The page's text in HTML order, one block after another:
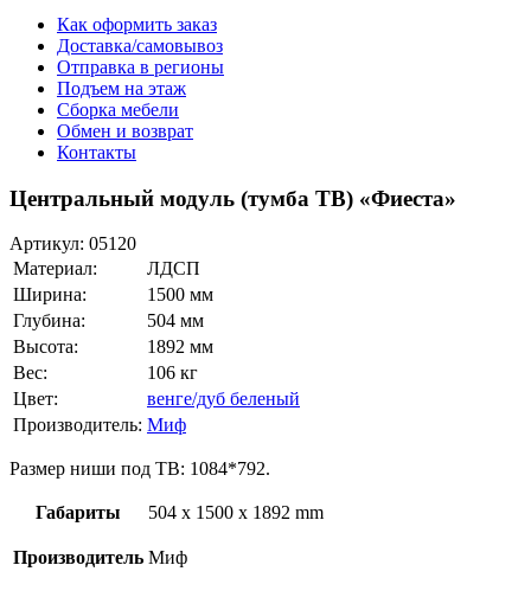
Как оформить заказ
Доставка/самовывоз
Отправка в регионы
Подъем на этаж
Сборка мебели
Обмен и возврат
Контакты
Центральный модуль (тумба ТВ) «Фиеста»
Артикул: 05120
Материал:
ЛДСП
Ширина:
1500 мм
Глубина:
504 мм
Высота:
1892 мм
Вес:
106 кг
Цвет:
венге/дуб беленый
Производитель: Миф
Размер ниши под ТВ: 1084*792.
Габариты 504 x 1500 x 1892 mm
Производитель Миф